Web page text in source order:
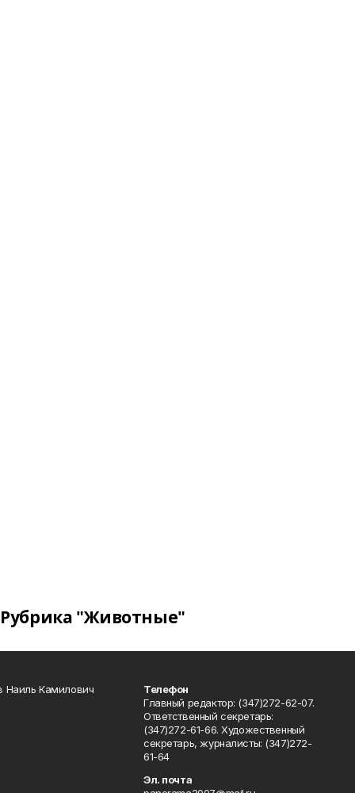
Рубрика "Животные"
Наиль Камилович
Телефон
Главный редактор: (347)272-62-07.
Ответственный секретарь:
(347)272-61-66. Художественный
секретарь, журналисты: (347)272-
61-64
Эл. почта